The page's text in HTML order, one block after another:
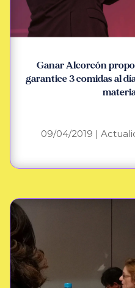
Ganar Alcorcón
garantice 3 comidas al
09/04/2019 |